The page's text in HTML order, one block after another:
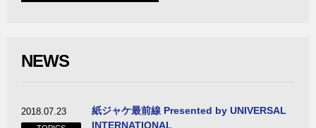
NEWS
2018.07.23
紙ジャケ最前線 Presented by UNIVERSAL
INTERNATIONAL